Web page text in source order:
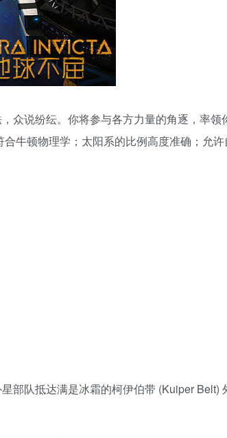
众说纷纭。你将参与各方力量的角逐，率领
牛顿物理学；太阳系的比例高度准确；允
部队抵达满是冰霜的柯伊伯带 (Kuiper Belt)